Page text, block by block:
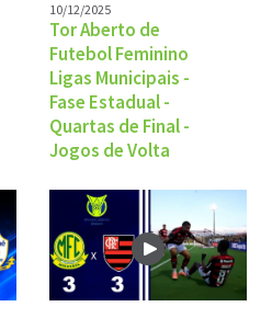
10/12/2025
Tor Aberto de
Futebol Feminino
Ligas Municipais -
Fase Estadual -
Quartas de Final -
Jogos de Volta